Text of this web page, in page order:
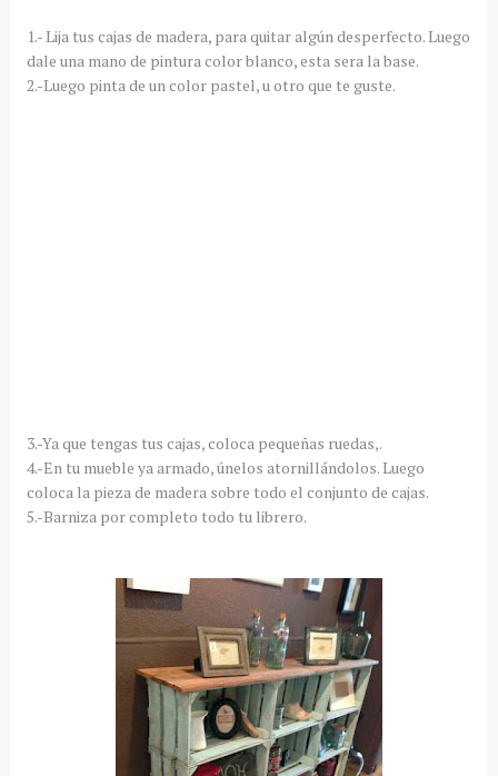
1.- Lija tus cajas de madera, para quitar algún desperfecto. Luego
dale una mano de pintura color blanco, esta sera la base.
2.-Luego pinta de un color pastel, u otro que te guste.
3.-Ya que tengas tus cajas, coloca pequeñas ruedas,.
4.-En tu mueble ya armado, únelos atornillándolos. Luego
coloca la pieza de madera sobre todo el conjunto de cajas.
5.-Barniza por completo todo tu librero.